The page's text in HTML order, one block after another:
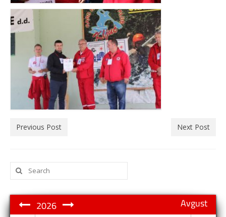
Previous Post Next Post
Search
for:
Avgust
2026